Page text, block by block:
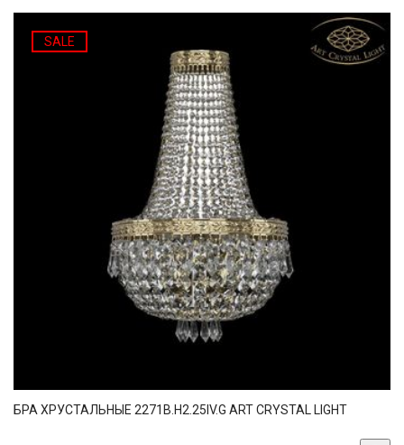
SALE
БРА ХРУСТАЛЬНЫЕ 2271B.H2.25IV.G ART CRYSTAL LIGHT